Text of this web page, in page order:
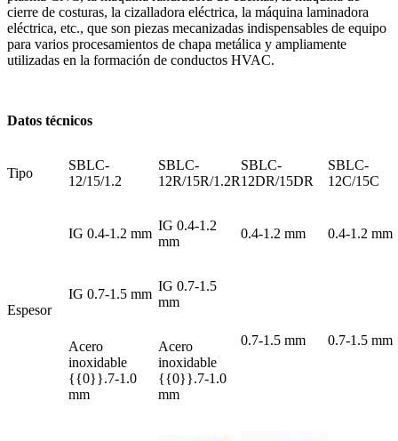
cierre de costuras, la cizalladora eléctrica, la máquina laminadora
eléctrica, etc., que son piezas mecanizadas indispensables de equipo
para varios procesamientos de chapa metálica y ampliamente
utilizadas en la formación de conductos HVAC.
Datos técnicos
Tipo
SBLC-
12/15/1.2
SBLC-
12R/15R/1.2R
SBLC-
12DR/15DR
SBLC-
12C/15C
Espesor
IG 0.4-1.2 mm
IG 0.4-1.2
mm
0.4-1.2 mm 0.4-1.2 mm
IG 0.7-1.5 mm
IG 0.7-1.5
mm
0.7-1.5 mm 0.7-1.5 mm
Acero
inoxidable
{{0}}.7-1.0
mm
Acero
inoxidable
{{0}}.7-1.0
mm